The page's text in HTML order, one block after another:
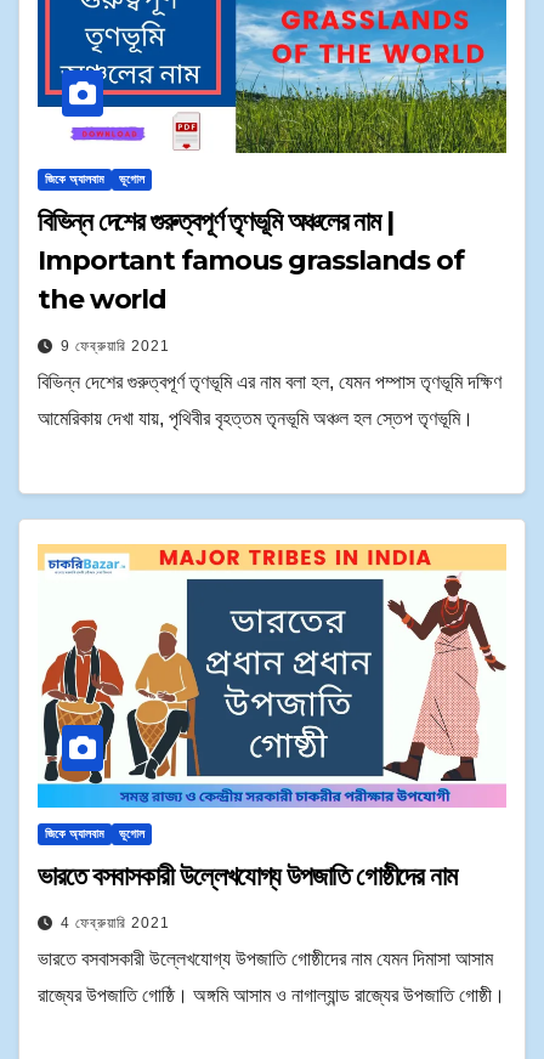
জিকে অ্যালবাম ভূগোল
বিভিন্ন দেশের গুরুত্বপূর্ণ তৃণভূমি অঞ্চলের নাম |
Important famous grasslands of
the world
9 ফেব্রুয়ারি 2021
বিভিন্ন দেশের গুরুত্বপূর্ণ তৃণভূমি এর নাম বলা হল, যেমন পম্পাস তৃণভূমি দক্ষিণ
আমেরিকায় দেখা যায়, পৃথিবীর বৃহত্তম তৃনভূমি অঞ্চল হল স্তেপ তৃণভূমি।
জিকে অ্যালবাম ভূগোল
ভারতে বসবাসকারী উল্লেখযোগ্য উপজাতি গোষ্ঠীদের নাম
4 ফেব্রুয়ারি 2021
ভারতে বসবাসকারী উল্লেখযোগ্য উপজাতি গোষ্ঠীদের নাম যেমন দিমাসা আসাম
রাজ্যের উপজাতি গোষ্ঠি। অঙ্গমি আসাম ও নাগাল্যান্ড রাজ্যের উপজাতি গোষ্ঠী।